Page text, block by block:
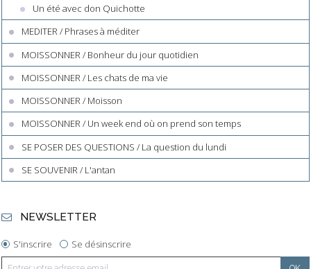
Un été avec don Quichotte
MEDITER / Phrases à méditer
MOISSONNER / Bonheur du jour quotidien
MOISSONNER / Les chats de ma vie
MOISSONNER / Moisson
MOISSONNER / Un week end où on prend son temps
SE POSER DES QUESTIONS / La question du lundi
SE SOUVENIR / L'antan
NEWSLETTER
S'inscrire Se désinscrire